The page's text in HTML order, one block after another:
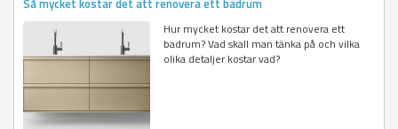
Hur mycket kostar det att renovera ett
badrum? Vad skall man tänka på och vilka
olika detaljer kostar vad?